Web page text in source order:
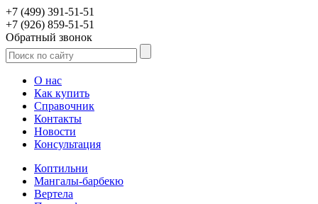
+7 (499) 391-51-51
+7 (926) 859-51-51
Обратный звонок
О нас
Как купить
Справочник
Контакты
Новости
Консультация
Коптильни
Мангалы-барбекю
Вертела